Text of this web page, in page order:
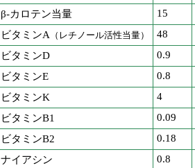
β-カロテン当量
15
ビタミンA（レチノール活性当量） 48
ビタミンD
0.9
ビタミンE
0.8
ビタミンK
4
ビタミンB1
0.09
ビタミンB2
0.18
ナイアシン
0.8